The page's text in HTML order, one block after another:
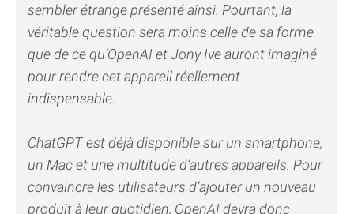
sembler étrange présenté ainsi. Pourtant, la
véritable question sera moins celle de sa forme
que de ce qu’OpenAI et Jony Ive auront imaginé
pour rendre cet appareil réellement
indispensable.
ChatGPT est déjà disponible sur un smartphone,
un Mac et une multitude d’autres appareils. Pour
convaincre les utilisateurs d’ajouter un nouveau
produit à leur quotidien, OpenAI devra donc